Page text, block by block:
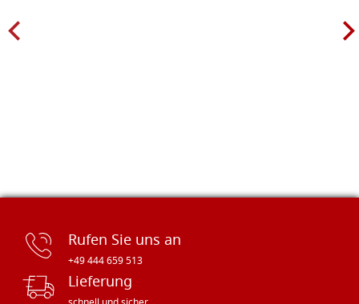
Rufen Sie uns an
+49 444 659 513
Lieferung